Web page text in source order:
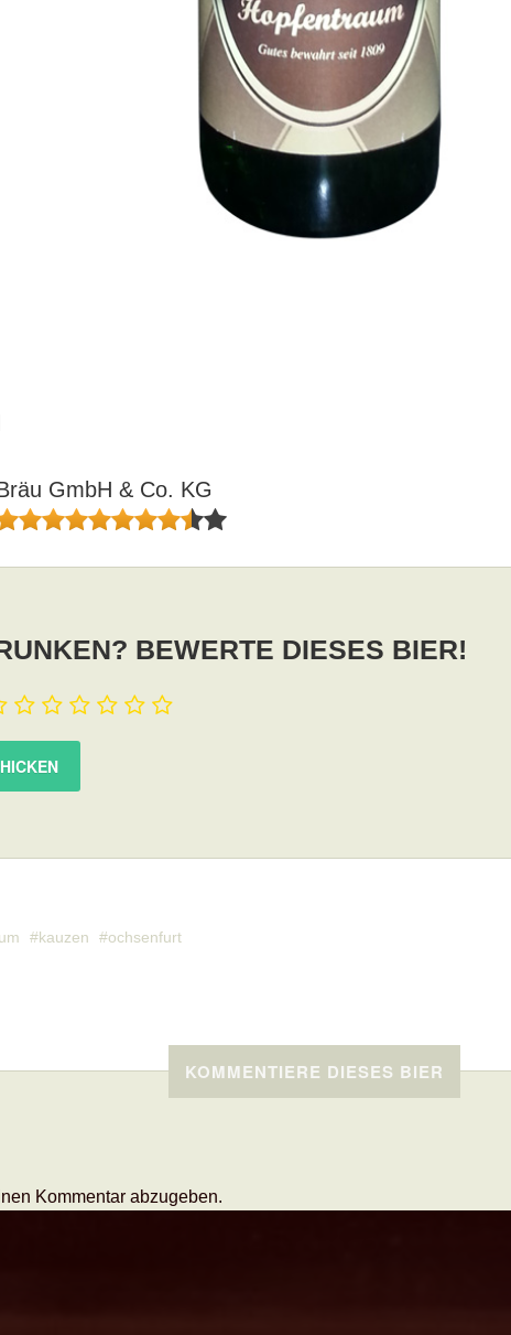
GmbH & Co. KG
BEWERTE DIESES BIER!
kauzen ochsenfurt
KOMMENTIERE DIESES BIER
Kommentar abzugeben.